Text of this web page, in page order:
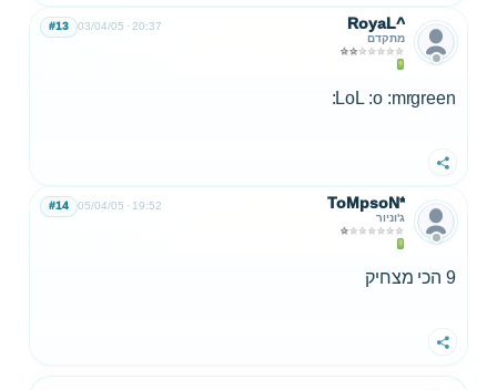
RoyaL^
מתקדם
03/04/05 20:37
#13
LoL :o :mrgreen:
שתף
ToMpsoN*
ג'וניור
05/04/05 19:52
#14
9 הכי מצחיק
שתף